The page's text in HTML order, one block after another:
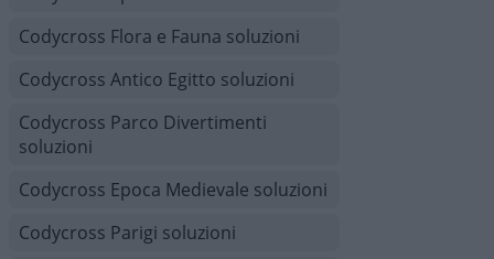
Codycross Flora e Fauna soluzioni
Codycross Antico Egitto soluzioni
Codycross Parco Divertimenti
soluzioni
Codycross Epoca Medievale soluzioni
Codycross Parigi soluzioni